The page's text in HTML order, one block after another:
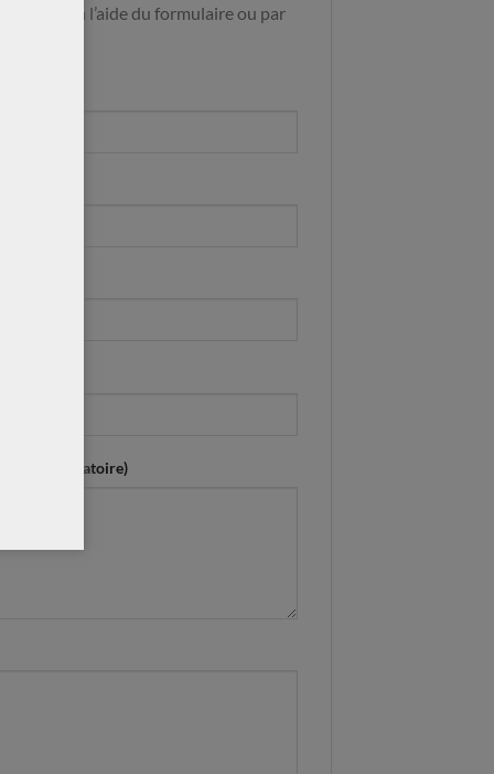
nous à l’aide du formulaire ou par
? (obligatoire)